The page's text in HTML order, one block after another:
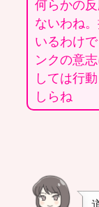
何らかの
ないわね
いるわけ
ンクの意
しては行
しらね